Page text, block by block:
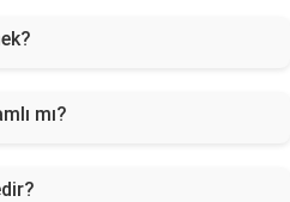
mı?